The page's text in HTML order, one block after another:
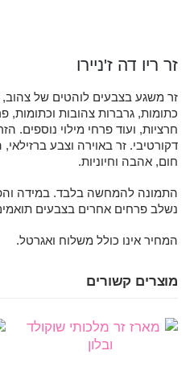
זר ריו דה ז'ניירו
זר משגע בצבעים לוהטים של צהוב,
כתומות, גרברות צהובות וכתומות,
חרציות, ועוד פרחי מילוי נוספים.
דקורטיבי. זר באוירה וצבע
חום, אהבה וחיוניות.
התמונה להמחשה בלבד. במידה
נשלב פרחים אחרים בצבעים
המחיר אינו כולל משלוח ואגרטל.
מוצרים קשורים